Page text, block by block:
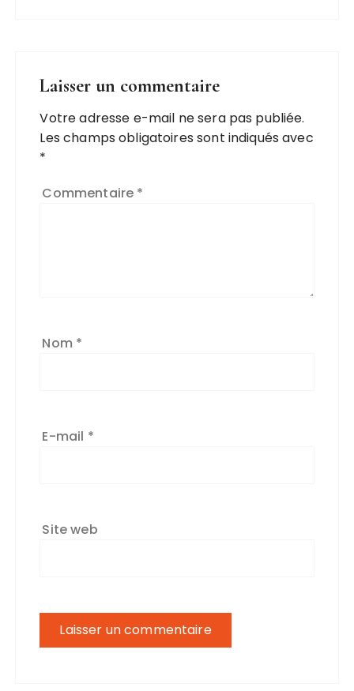
Laisser un commentaire
Votre adresse e-mail ne sera pas publiée.
Les champs obligatoires sont indiqués avec
*
Commentaire *
Nom *
E-mail *
Site web